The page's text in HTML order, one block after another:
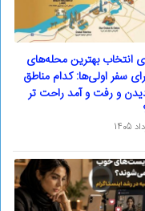
انتخاب بهترین محله‌های
سفر اولی‌ها: کدام مناطق
و رفت و آمد راحت تر